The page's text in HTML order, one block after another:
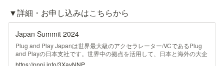
Japan Summit 2024
Plug and Play Japanは世界最大級のアクセラレーター/VCであるPlug
and Playの日本支社です。世界中の拠点を活用して、日本と海外の大企
業とスタートアップの架け橋となり、日本のグローバル・エコシステム
https://pnpj.info/3XayNNP